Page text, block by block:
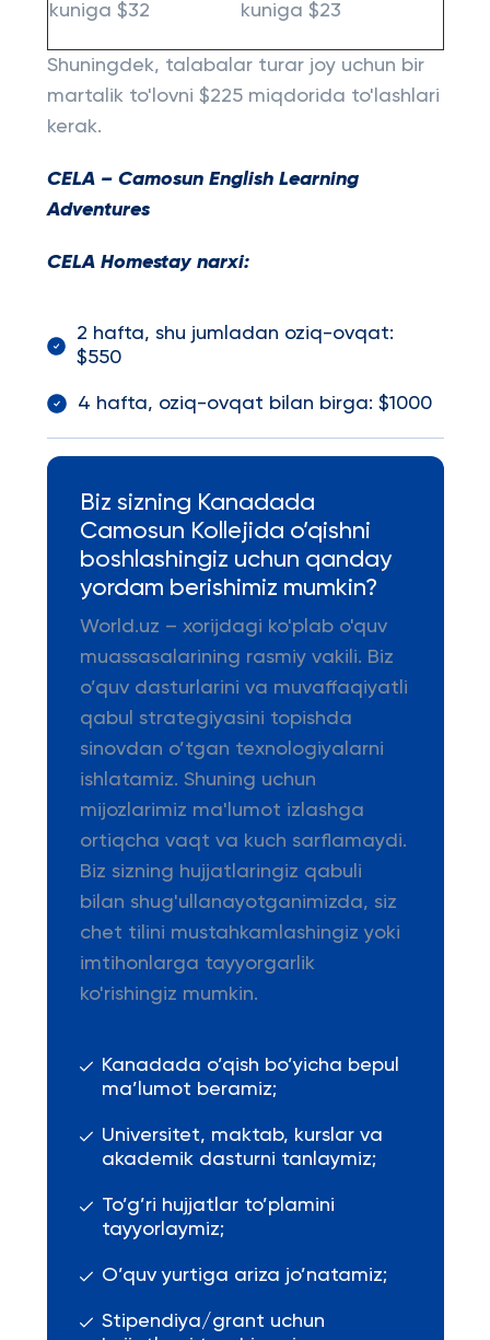
kuniga $32
kuniga $23
Shuningdek, talabalar turar joy uchun bir
martalik to'lovni $225 miqdorida to'lashlari
kerak.
CELA – Camosun English Learning
Adventures
CELA Homestay narxi:
2 hafta, shu jumladan oziq-ovqat:
$550
4 hafta, oziq-ovqat bilan birga: $1000
Biz sizning Kanadada
Camosun Kollejida o’qishni
boshlashingiz uchun qanday
yordam berishimiz mumkin?
World.uz – xorijdagi ko'plab o'quv
muassasalarining rasmiy vakili. Biz
o’quv dasturlarini va muvaffaqiyatli
qabul strategiyasini topishda
sinovdan o’tgan texnologiyalarni
ishlatamiz. Shuning uchun
mijozlarimiz ma'lumot izlashga
ortiqcha vaqt va kuch sarflamaydi.
Biz sizning hujjatlaringiz qabuli
bilan shug'ullanayotganimizda, siz
chet tilini mustahkamlashingiz yoki
imtihonlarga tayyorgarlik
ko'rishingiz mumkin.
Kanadada o’qish bo’yicha bepul
ma’lumot beramiz;
Universitet, maktab, kurslar va
akademik dasturni tanlaymiz;
To’g’ri hujjatlar to’plamini
tayyorlaymiz;
O’quv yurtiga ariza jo’natamiz;
Stipendiya/grant uchun